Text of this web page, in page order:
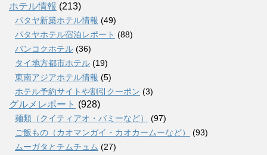
ホテル情報 (213)
パタヤ新築ホテル情報 (49)
パタヤホテル宿泊レポート (88)
バンコクホテル (36)
タイ地方都市ホテル (19)
東南アジアホテル情報 (5)
ホテル予約サイトや割引クーポン (3)
グルメレポート (928)
麺類（クイティアオ・バミーなど）
(97)
ご飯もの（カオマンガイ・カオカームーなど）
(93)
ムーガタとチムチュム (27)